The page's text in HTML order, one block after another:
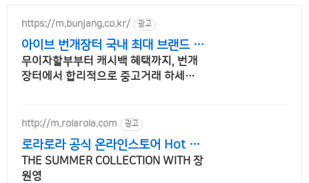
https://m.bunjang.co.kr/ 광고
아이브 번개장터 국내 최대 브랜드 중
고거래
무이자할부부터 캐시백 혜택까지, 번개
장터에서 합리적으로 중고거래 하세요
드
http://m.rolarola.com 광고
로라로라 공식 온라인스토어 Hot Su
mmer Pick
THE SUMMER COLLECTION WITH 장
원영